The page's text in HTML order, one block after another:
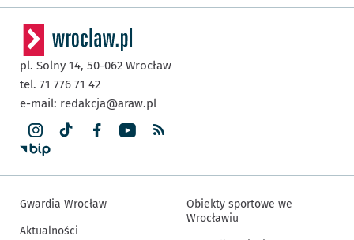
pl. Solny 14, 50-062 Wrocław
tel. 71 776 71 42
e-mail: redakcja@araw.pl
Gwardia Wrocław
Aktualności
Obiekty sportowe we
Wrocławiu